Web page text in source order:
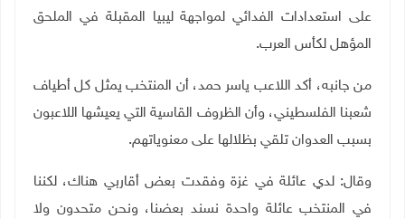
على استعدادات الفدائي لمواجهة ليبيا المقبلة في الملحق
المؤهل لكأس العرب.
من جانبه، أكد اللاعب ياسر حمد، أن المنتخب يمثل كل أطياف
شعبنا الفلسطيني، وأن الظروف القاسية التي يعيشها اللاعبون
بسبب العدوان تلقي بظلالها على معنوياتهم.
وقال: لدي عائلة في غزة وفقدت بعض أقاربي هناك، لكننا
في المنتخب عائلة واحدة نسند بعضنا، ونحن متحدون ولا